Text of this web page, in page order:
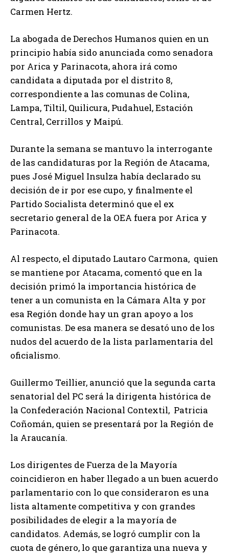
Carmen Hertz.
La abogada de Derechos Humanos quien en un
principio había sido anunciada como senadora
por Arica y Parinacota, ahora irá como
candidata a diputada por el distrito 8,
correspondiente a las comunas de Colina,
Lampa, Tiltil, Quilicura, Pudahuel, Estación
Central, Cerrillos y Maipú.
Durante la semana se mantuvo la interrogante
de las candidaturas por la Región de Atacama,
pues José Miguel Insulza había declarado su
decisión de ir por ese cupo, y finalmente el
Partido Socialista determinó que el ex
secretario general de la OEA fuera por Arica y
Parinacota.
Al respecto, el diputado Lautaro Carmona, quien
se mantiene por Atacama, comentó que en la
decisión primó la importancia histórica de
tener a un comunista en la Cámara Alta y por
esa Región donde hay un gran apoyo a los
comunistas. De esa manera se desató uno de los
nudos del acuerdo de la lista parlamentaria del
oficialismo.
Guillermo Teillier, anunció que la segunda carta
senatorial del PC será la dirigenta histórica de
la Confederación Nacional Contextil, Patricia
Coñomán, quien se presentará por la Región de
la Araucanía.
Los dirigentes de Fuerza de la Mayoría
coincidieron en haber llegado a un buen acuerdo
parlamentario con lo que consideraron es una
lista altamente competitiva y con grandes
posibilidades de elegir a la mayoría de
candidatos. Además, se logró cumplir con la
cuota de género, lo que garantiza una nueva y